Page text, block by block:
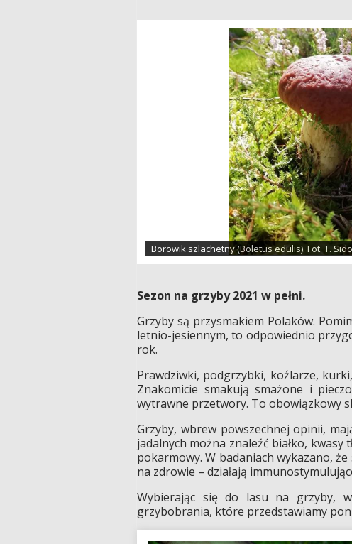
Borowik szlachetny (Boletus edulis). Fot. T.
Sezon na grzyby 2021 w pełni.
Grzyby są przysmakiem Polaków.
letnio-jesiennym, to odpowiednio
rok.
Prawdziwki, podgrzybki, koźlarze,
Znakomicie smakują smażone i
wytrawne przetwory. To obowiązkowy
Grzyby, wbrew powszechnej opinii,
jadalnych można znaleźć białko, kwasy
pokarmowy. W badaniach wykazano,
na zdrowie – działają
Wybierając się do lasu na grzyby,
grzybobrania, które przedstawiamy